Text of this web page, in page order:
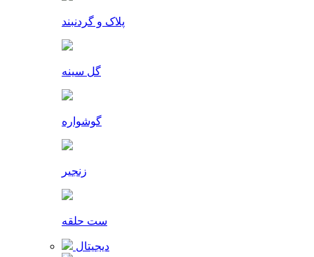
پلاک و گردنبند
گل سینه
گوشواره
زنجیر
ست حلقه
دیجیتال